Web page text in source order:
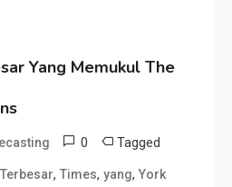
Yang Memukul The
0 Tagged
Terbesar, Times, yang, York